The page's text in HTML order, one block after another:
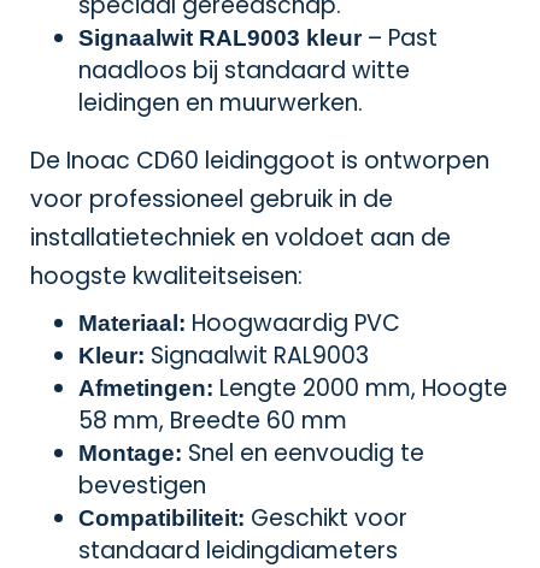
Signaalwit RAL9003 kleur– Past
naadloos bij standaard witte
leidingen en muurwerken.
De Inoac CD60 leidinggoot is ontworpen
voor professioneel gebruik in de
installatietechniek en voldoet aan de
hoogste kwaliteitseisen:
Materiaal: Hoogwaardig PVC
Kleur: Signaalwit RAL9003
Afmetingen: Lengte 2000 mm, Hoogte
58 mm, Breedte 60 mm
Montage: Snel en eenvoudig te
bevestigen
Compatibiliteit: Geschikt voor
standaard leidingdiameters